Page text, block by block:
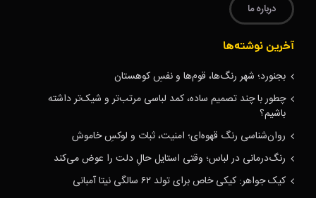
درباره ما
آخرین نوشته‌ها
بجنورد؛ شهر رنگ‌ها، قوم‌ها و نفسِ کوهستان
چطور با چند تصمیم ساده، کمد لباسی مرتب‌تر و شیک‌تر داشته
باشیم؟
روان‌شناسی رنگ قهوه‌ای؛ امنیت، ثبات و لوکسِ خاموش
رنگ‌درمانی در لباس؛ وقتی استایل حالِ دلت را عوض می‌کند
کیک جواهر: کیکی خاص برای تولد ۶۲ سالگی نیتا آمبانی